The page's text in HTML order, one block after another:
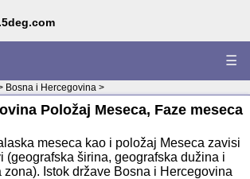
.5deg.com
☰
Bosna i Hercegovina >
Položaj Meseca, Faze meseca
meseca kao i položaj Meseca zavisi
(geografska širina, geografska dužina i
zona). Istok države Bosna i Hercegovina